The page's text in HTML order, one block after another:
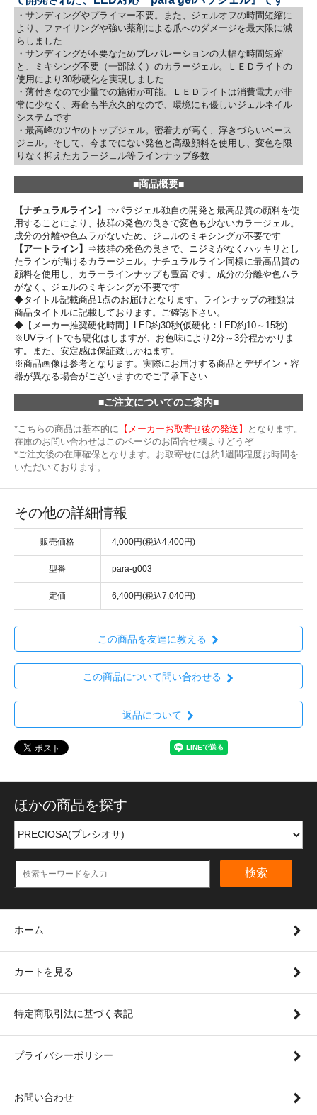
・サンディングやプライマー不要。また、ジェルオフの時間短縮に
より、ファイリングや強い薬剤による爪へのダメージを最大限に減
らしました
・サンディングが不要なためプレパレーションの大幅な時間短縮
と、ミキシング不要（一部除く）のカラージェル。ＬＥＤライトの
使用により30秒硬化を実現しました
・薄付きなので少量での施術が可能。ＬＥＤライトは消費電力が非
常に少なく、寿命も半永久的なので、環境にも優しいジェルネイル
システムです
・最高峰のツヤのトップジェル。密着力が高く、浮きづらいベース
ジェル。そして、今までにない発色と高級顔料を使用し、変色を限
りなく抑えたカラージェル等ラインナップ多数
■商品概要■
【ナチュラルライン】 ⇒パラジェル独自の開発と最高品質の顔料を使
用することにより、抜群の発色の良さで変色も少ないカラージェル。
成分の分離や色ムラがないため、ジェルのミキシングが不要です
【アートライン】 ⇒抜群の発色の良さで、ニジミがなくハッキリとし
たラインが描けるカラージェル。ナチュラルライン同様に最高品質の
顔料を使用し、カラーラインナップも豊富です。成分の分離や色ムラ
がなく、ジェルのミキシングが不要です
◆タイトル記載商品1点のお届けとなります。ラインナップの種類は
商品タイトルに記載しております。ご確認下さい。
◆【メーカー推奨硬化時間】LED約30秒(仮硬化：LED約10～15秒)
※UVライトでも硬化はしますが、お色味により2分～3分程かかりま
す。また、安定感は保証致しかねます。
※商品画像は参考となります。実際にお届けする商品とデザイン・容
器が異なる場合がございますのでご了承下さい
■ご注文についてのご案内■
*こちらの商品は基本的に 【メーカーお取寄せ後の発送】
となります。
在庫のお問い合わせはこのページのお問合せ欄よりどうぞ
*ご注文後の在庫確保となります。お取寄せには約1週間程度お時間を
いただいております。
その他の詳細情報
販売価格 4,000円(税込4,400円)
型番 para-g003
定価 6,400円(税込7,040円)
この商品を友達に教える
この商品について問い合わせる
返品について
ほかの商品を探す
検索
ホーム
カートを見る
特定商取引法に基づく表記
プライバシーポリシー
お問い合わせ